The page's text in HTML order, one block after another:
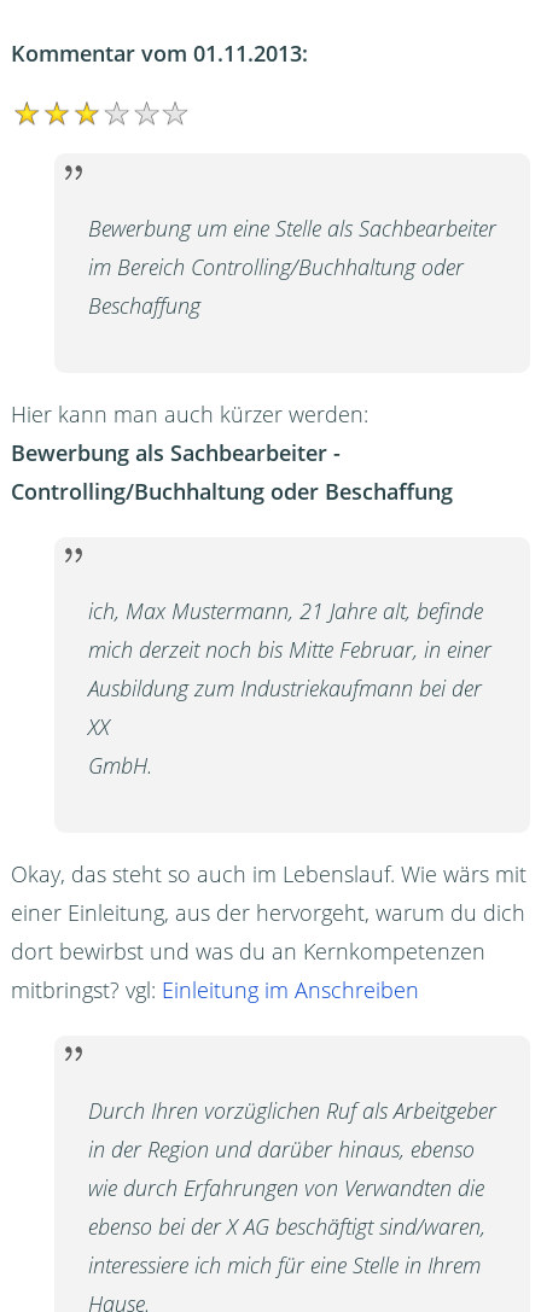
Kommentar vom 01.11.2013:
Bewerbung um eine Stelle als Sachbearbeiter
im Bereich Controlling/Buchhaltung oder
Beschaffung
Hier kann man auch kürzer werden:
Bewerbung als Sachbearbeiter -
Controlling/Buchhaltung oder Beschaffung
ich, Max Mustermann, 21 Jahre alt, befinde
mich derzeit noch bis Mitte Februar, in einer
Ausbildung zum Industriekaufmann bei der
XX
GmbH.
Okay, das steht so auch im Lebenslauf. Wie wärs mit
einer Einleitung, aus der hervorgeht, warum du dich
dort bewirbst und was du an Kernkompetenzen
mitbringst? vgl: Einleitung im Anschreiben
Durch Ihren vorzüglichen Ruf als Arbeitgeber
in der Region und darüber hinaus, ebenso
wie durch Erfahrungen von Verwandten die
ebenso bei der X AG beschäftigt sind/waren,
interessiere ich mich für eine Stelle in Ihrem
Hause.